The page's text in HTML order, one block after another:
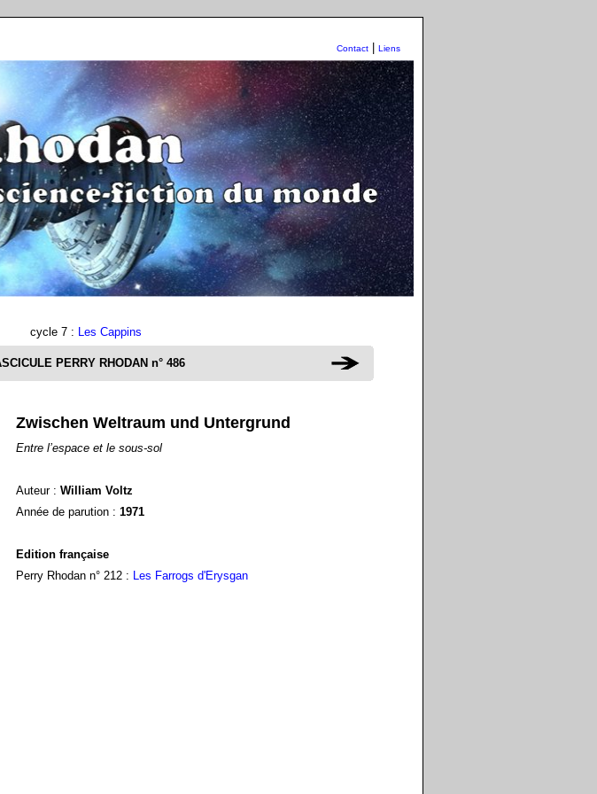
Contact Liens
cycle 7 : Les Cappins
PERRY RHODAN n° 486
Zwischen Weltraum und Untergrund
Entre l’espace et le sous-sol
Auteur : William Voltz
Année de parution : 1971
Edition française
Perry Rhodan n° 212 : Les Farrogs d'Erysgan